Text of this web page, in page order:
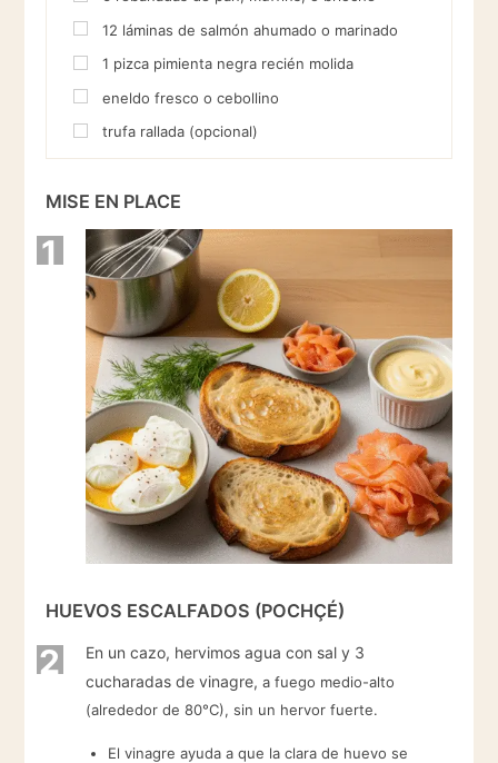
12 láminas de salmón ahumado o marinado
1 pizca pimienta negra recién molida
eneldo fresco o cebollino
trufa rallada (opcional)
MISE EN PLACE
1
HUEVOS ESCALFADOS (POCHÇÉ)
2
En un cazo, hervimos agua con sal y 3
cucharadas de vinagre, a fuego medio-alto
(alrededor de 80°C), sin un hervor fuerte.
El vinagre ayuda a que la clara de huevo se